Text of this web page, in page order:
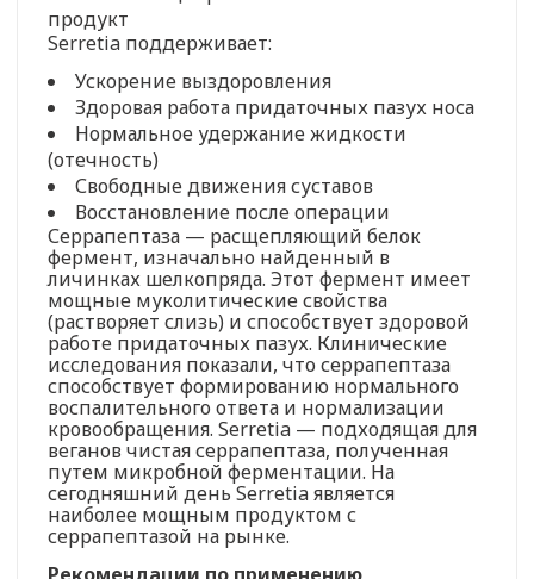
продукт
Serretia поддерживает:
Ускорение выздоровления
Здоровая работа придаточных пазух носа
Нормальное удержание жидкости
(отечность)
Свободные движения суставов
Восстановление после операции
Серрапептаза — расщепляющий белок
фермент, изначально найденный в
личинках шелкопряда. Этот фермент имеет
мощные муколитические свойства
(растворяет слизь) и способствует здоровой
работе придаточных пазух. Клинические
исследования показали, что серрапептаза
способствует формированию нормального
воспалительного ответа и нормализации
кровообращения. Serretia — подходящая для
веганов чистая серрапептаза, полученная
путем микробной ферментации. На
сегодняшний день Serretia является
наиболее мощным продуктом с
серрапептазой на рынке.